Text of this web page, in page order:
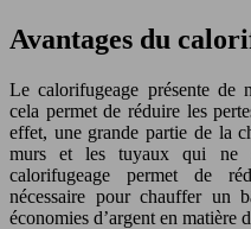
Avantages du
Le calorifugeage présente de
cela permet de réduire les
effet, une grande partie de la
murs et les tuyaux qui ne
calorifugeage permet de
nécessaire pour chauffer un
économies d’argent en matière